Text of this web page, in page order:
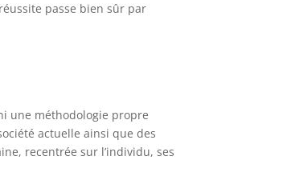
passe bien sûr par
une méthodologie propre
actuelle ainsi que des
recentrée sur l’individu, ses